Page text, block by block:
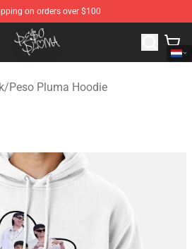
on orders over $100
- Official Peso Pluma Merchandise
/Peso Pluma Hoodie